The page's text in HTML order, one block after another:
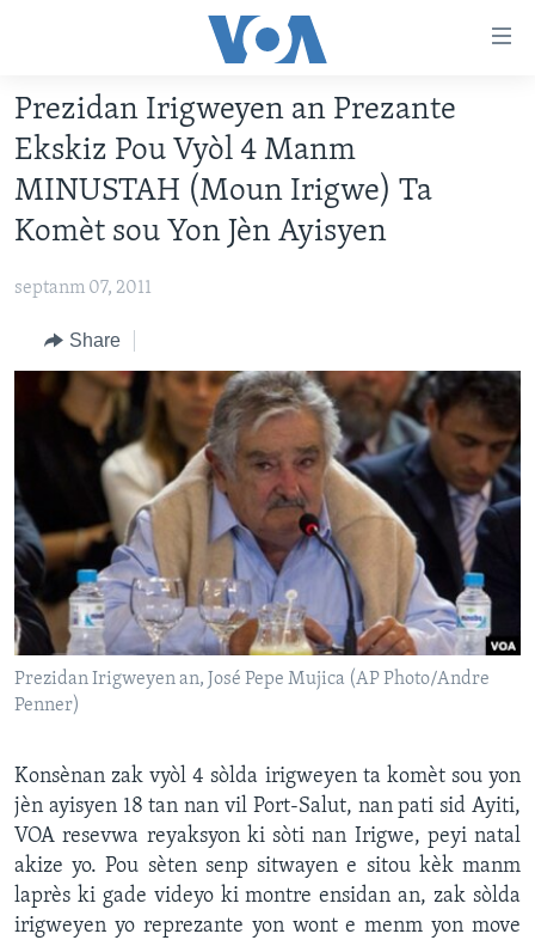
Skip
to
main
content
Skip
to
Navigation
Search
AMERIK LATIN
VIDEO
FLASHPOINT IKRÈN
Learning English
Languages
Prezidan Irigweyen an Prezante
Ekskiz Pou Vyòl 4 Manm
MINUSTAH (Moun Irigwe) Ta
Komèt sou Yon Jèn Ayisyen
septanm 07, 2011
Share
Prezidan Irigweyen an, José Pepe Mujica (AP Photo/Andre
Penner)
Konsènan zak vyòl 4 sòlda irigweyen ta komèt sou yon
jèn ayisyen 18 tan nan vil Port-Salut, nan pati sid Ayiti,
VOA resevwa reyaksyon ki sòti nan Irigwe, peyi natal
akize yo. Pou sèten senp sitwayen e sitou kèk manm
laprès ki gade videyo ki montre ensidan an, zak sòlda
irigweyen yo reprezante yon wont e menm yon move